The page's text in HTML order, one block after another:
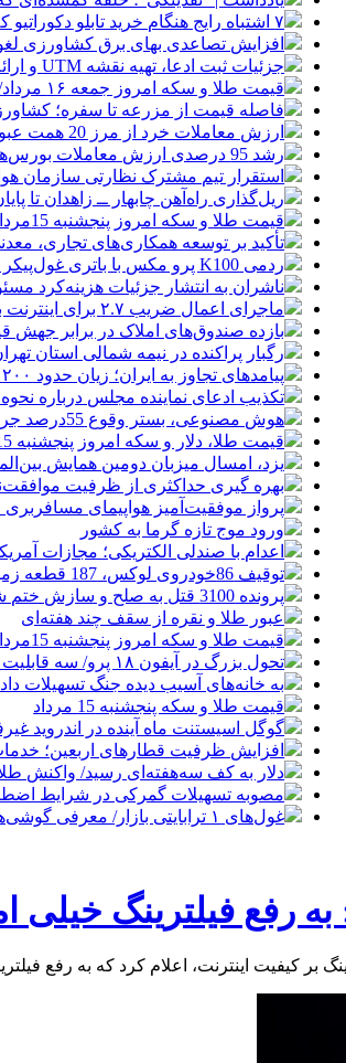
۷ اشتباه رایج هنگام خرید تابلو دکوراتیو که بهتر است مرتکب نشوید
افزایش تصاعدی بهای برق کشاورزی
جزئیات ثبت ادعا، تهیه نقشه UTM و ارائه مادر سند اعلام شد
قیمت طلا و سکه امروز جمعه ۱۶ مرداد/ کاهش قیمت ها+ جدول و جزییات
فاصله قیمت از مزرعه تا سفره؛
ارزش معاملات خرد از مرز 20 همت عبور کرد
رشد 95 درصدی ارزش معاملات بورس‌های کالایی
استقرار تیم مشترک نظارتی سازمان
ریل‌گذاری راه‌آهن چابهار ــ زاهدان تا
قیمت طلا و سکه امروز پنجشنبه 15مرداد/ تمام قیمت ها بر مدار افزایش + جدول
تأکید بر توسعه همکاری‌های تجاری،
ردمی K100 پرو مکس با باتری غول‌پیکر و شارژ بی‌سیم روانه بازار می‌شود
ناشران به انتشار جزئیات هزینه‌کرد
ماجرای اعمال ضریب ۲.۷ برای اینترنت بین‌الملل چیست؟
بازده صندوق‌های املاک در برابر جهش
رگبار پراکنده در نیمه شمالی استان
پیامدهای تجاوز به ایران؛ زیان حدود ۲۰۰ میلیون یورویی شرکت هواپیمایی مجارستان
تکذیب ادعای نماینده مجلس درباره
هوش مصنوعی، بستر وقوع 55درصد جرایم سایبری آفریقاست
قیمت طلا، دلار و سکه امروز پنجشنبه 15مرداد/ افزایش قیمت ها + جدول
یزد، امسال میزبان دومین همایش
بهره گیری حداکثری از ظرفیت
پرواز موفقیت‌آمیز هواپیمای مسافربری
ورود موج تازه گرما به کشور
اعدام با صندلی الکتریکی؛ مجازات
توقیف 86خودروی لوکس، 187 قطعه زمین و 86 آپارتمان تراستی‌ها
پرونده 3100 قتل به صلح و سازش ختم شد
عبور طلا و نقره از سقف چند هفته‌ای
قیمت طلا و سکه امروز پنجشنبه 15مرداد 1405/ افزایش همه قیمت ها + جدول
تحول بزرگ در آیفون ۱۸ پرو/ سه قابلیت رویایی که بالاخره به حقیقت می‌پیوندند
به خانه‌های آسیب دیده جنگ تسهیلات
قیمت طلا و سکه پنجشنبه 15 مرداد
گوگل اسیستنت ماه آینده در اندروید
افزایش ظرفیت قطارهای اربعین؛
دلار به کف سه‌هفته‌ای رسید/ واکنش
مصوبه تسهیلات گمرکی در شرایط
غول‌های ۱ ترابایتی بازار/ معرفی گوشی‌هایی با بالاترین ظرفیت حافظه داخلی در سال ۲۰۲۶
رفع فیلترینگ خیلی
بر کیفیت اینترنت، اعلام کرد که به رفع